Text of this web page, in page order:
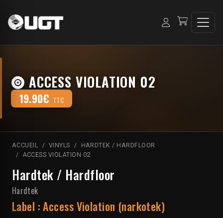
ACCESS VIOLATION 02
19.90€ TTC
ACCUEIL VINYLS
HARDTEK / HARDFLOOR
ACCESS VIOLATION 02
Hardtek / Hardfloor
Hardtek
Label :Access Violation (narkotek)